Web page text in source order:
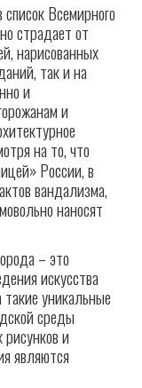
Всемирного
страдает от
нарисованных
так и на
и
и
на то, что
России, в
вандализма,
наносят
– это
искусства
уникальные
среды
и
являются